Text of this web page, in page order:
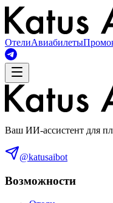
ОтелиАвиабилеты
Ваш ИИ-ассистент для
@katusaibot
Возможности